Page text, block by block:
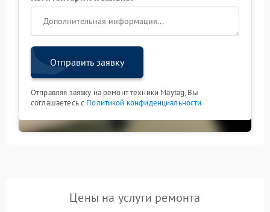
Отправить заявку
Отправляя заявку на ремонт техники Maytag, Вы
соглашаетесь с Политикой конфиденциальности
Цены на услуги ремонта